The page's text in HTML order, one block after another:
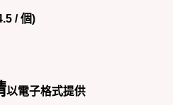
/ 個)
以電子格式提供